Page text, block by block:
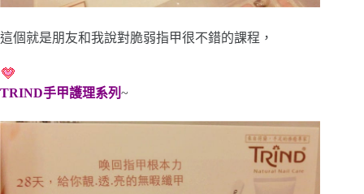
這個就是朋友和我說對脆弱指甲很不錯的課程，
TRIND手甲護理系列 ~